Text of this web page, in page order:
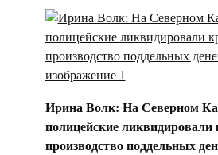
Ирина Волк: На Северном
полицейские ликвидировали
производство поддельных